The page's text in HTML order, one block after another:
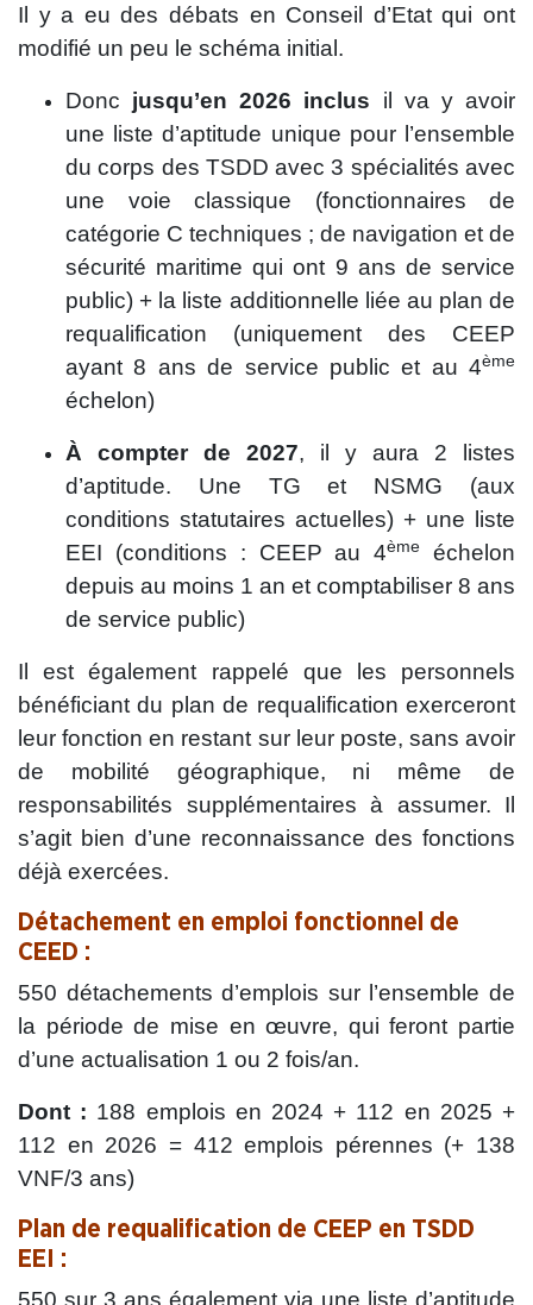
Il y a eu des débats en Conseil d’Etat qui ont
modifié un peu le schéma initial.
Donc jusqu’en 2026 inclus il va y avoir
une liste d’aptitude unique pour l’ensemble
du corps des TSDD avec 3 spécialités avec
une voie classique (fonctionnaires de
catégorie C techniques ; de navigation et de
sécurité maritime qui ont 9 ans de service
public) + la liste additionnelle liée au plan de
requalification (uniquement des CEEP
ayant 8 ans de service public et au 4ème
échelon)
À compter de 2027, il y aura 2 listes
d’aptitude. Une TG et NSMG (aux
conditions statutaires actuelles) + une liste
EEI (conditions : CEEP au 4ème
échelon
depuis au moins 1 an et comptabiliser 8 ans
de service public)
Il est également rappelé que les personnels
bénéficiant du plan de requalification exerceront
leur fonction en restant sur leur poste, sans avoir
de mobilité géographique, ni même de
responsabilités supplémentaires à assumer. Il
s’agit bien d’une reconnaissance des fonctions
déjà exercées.
Détachement en emploi fonctionnel de
CEED :
550 détachements d’emplois sur l’ensemble de
la période de mise en œuvre, qui feront partie
d’une actualisation 1 ou 2 fois/an.
Dont : 188 emplois en 2024 + 112 en 2025 +
112 en 2026 = 412 emplois pérennes (+ 138
VNF/3 ans)
Plan de requalification de CEEP en TSDD
EEI :
550 sur 3 ans également via une liste d’aptitude